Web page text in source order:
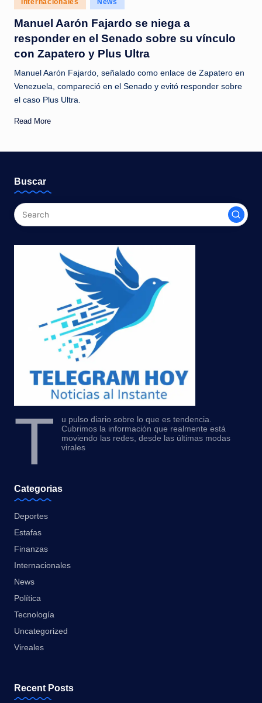
c
i
a
a
l
i
t
a
n
in
Internacionales News
Manuel Aarón Fajardo se niega a
responder en el Senado sobre su vínculo
con Zapatero y Plus Ultra
Manuel Aarón Fajardo, señalado como enlace de Zapatero en
Venezuela, compareció en el Senado y evitó responder sobre
el caso Plus Ultra.
Read More
Buscar
T
u pulso diario sobre lo que es tendencia.
Cubrimos la información que realmente está
moviendo las redes, desde las últimas modas
virales
Categorias
Deportes
Estafas
Finanzas
Internacionales
News
Política
Tecnología
Uncategorized
Vireales
Recent Posts